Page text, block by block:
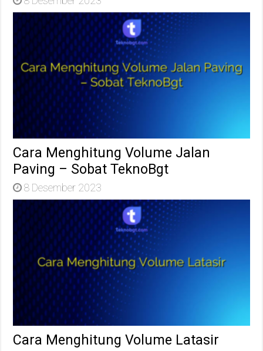
Cara Menghitung Volume Jalan
Paving – Sobat TeknoBgt
8 Desember 2023
Cara Menghitung Volume Latasir